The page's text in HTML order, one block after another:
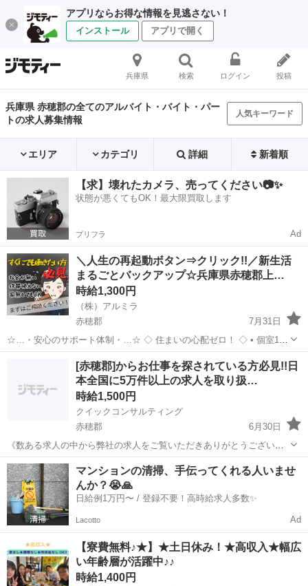
アプリならお得な情報を見逃さない！
インストール アプリで開く
兵庫県 検索 ログイン 投稿
兵庫県 赤穂郡の全てのアルバイト・バイト・パー
トの求人募集情報
人気キーワード
エリア カテゴリ 詳細 新着順
【求】壊れたカメラ、売ってください📷✨
状態が悪くてもOK！最大限買取します
プリフラ Ad
＼人生の再起動ボタン⇒クリック!!／新生活
まるごとバックアップ☆兵庫県赤穂郡上…
時給1,300円
（株）アルミラ
赤穂郡
7月31日
☆…・安心のサポート体制・…☆ ◇ 住まいの心配ゼロ！ ◇ • 個室1R
完全無料！ • 即日入寮OK！など ◇ 所持金ゼロでもスタートできる！
◇ • 食費・生活費のサポート • 移動費用...
工場 完全無料
[赤穂郡]からお仕事を探されている方必見!!日
本全国に5万件以上の求人を取り扱…
時給1,500円
クイックコンサルティング
赤穂郡
6月30日
《数ある求人の中から弊社の求人をご覧いただきありがとうございま
す!!》 全国に様々な求人を5万件以上取り扱っておりご希望条件やご状
況に応じてマッチしそうな求人をご案内いたします!! 応募前に相談だ
けしてみたい方やどんな求...
兵庫 赤穂郡 スタッフ
マンションの清掃、手伝ってくれる人いませ
んか？😭🙏
日給例1万円〜 / 登録不要！高時給求人多数✨
Lacotto Ad
【寮費無料♪★】★土日休み！★高収入★幅広
い年齢層が活躍中♪♪
時給1,400円